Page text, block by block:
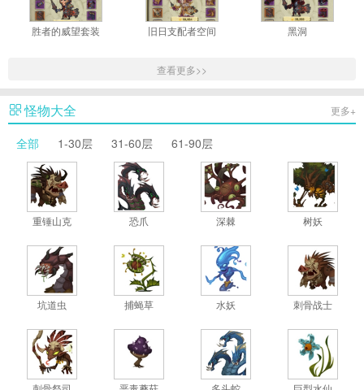
胜者的威望套装 旧日支配者空间 黑洞
查看更多>>
怪物大全 更多+
全部 1-30层 31-60层 61-90层
重锤山克 恐爪 深棘 树妖
坑道虫 捕蝇草 水妖 刺骨战士